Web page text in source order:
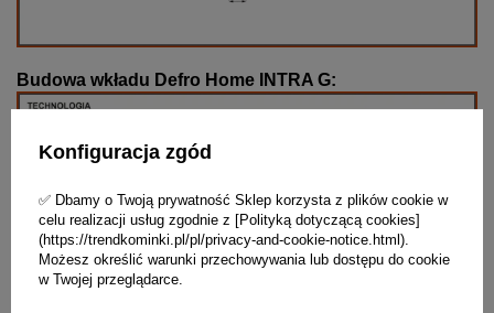
Budowa wkładu Defro Home INTRA G:
Konfiguracja zgód
✅ Dbamy o Twoją prywatność Sklep korzysta z plików cookie w
celu realizacji usług zgodnie z [Polityką dotyczącą cookies]
(https://trendkominki.pl/pl/privacy-and-cookie-notice.html).
Możesz określić warunki przechowywania lub dostępu do cookie
w Twojej przeglądarce.